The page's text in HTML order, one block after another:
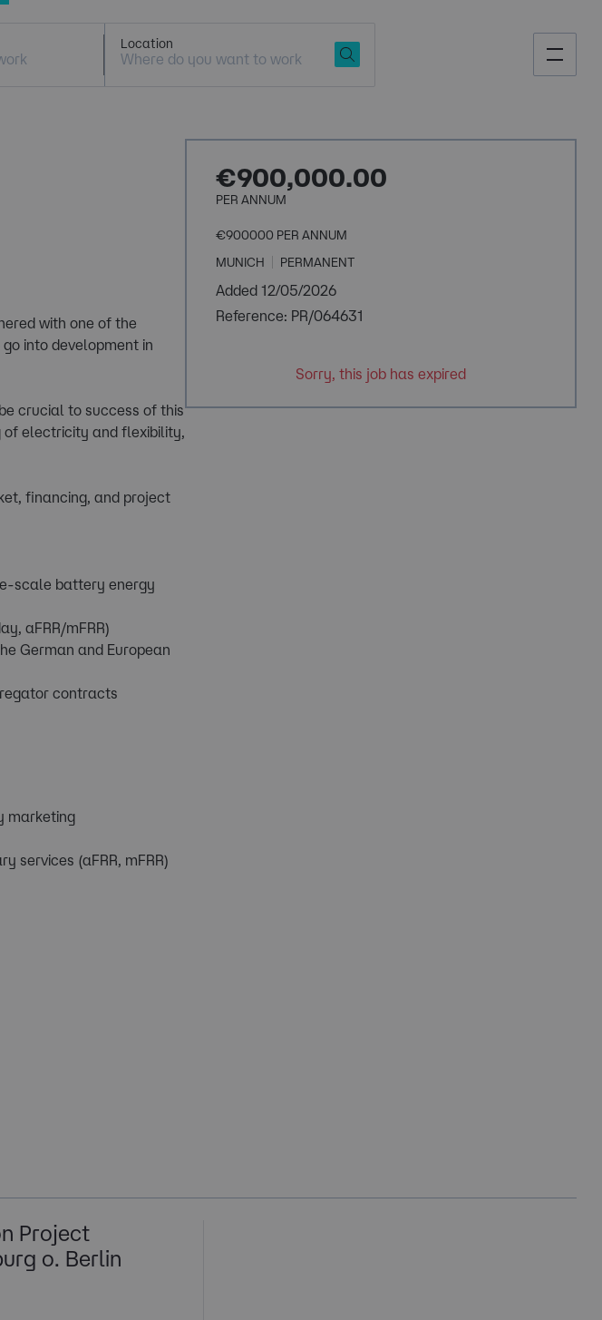
Location
with one of the
into development in
crucial to success of this
of electricity and flexibility,
financing, and project
scale battery energy
aFRR/mFRR)
German and European
contracts
marketing
services (aFRR, mFRR)
€900,000.00
PER ANNUM
€900000 PER ANNUM
MUNICH
PERMANENT
Added 12/05/2026
Reference: PR/064631
Sorry, this job has expired
Project
o. Berlin